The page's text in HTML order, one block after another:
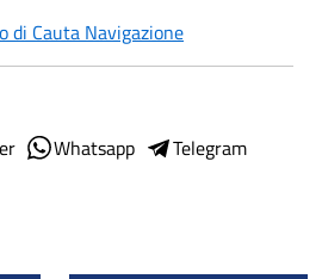
di Cauta Navigazione
Whatsapp
Telegram